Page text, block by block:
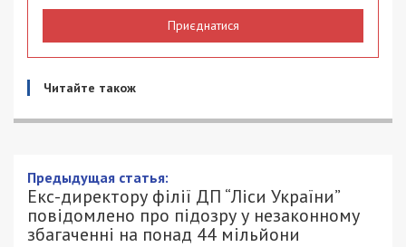
Приєднатися
Читайте також
Предыдущая статья:
Екс-директору філії ДП “Ліси України”
повідомлено про підозру у незаконному
збагаченні на понад 44 мільйони